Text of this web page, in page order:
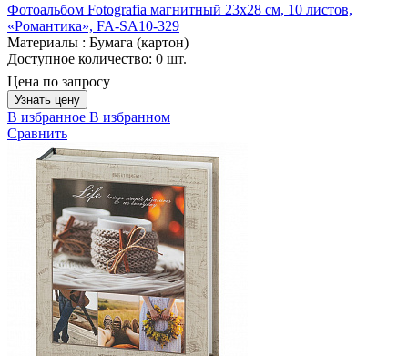
Фотоальбом Fotografia магнитный 23х28 см, 10 листов,
«Романтика», FA-SA10-329
Материалы : Бумага (картон)
Доступное количество: 0 шт.
Цена по запросу
Узнать цену
В избранное В избранном
Сравнить